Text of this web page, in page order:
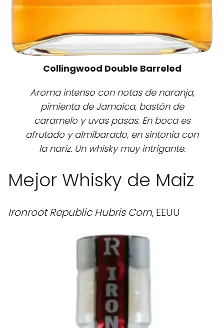
Collingwood Double Barreled
Aroma intenso con notas de naranja,
pimienta de Jamaica, bastón de
caramelo y uvas pasas. En boca es
afrutado y almibarado, en sintonía con
la nariz. Un whisky muy intrigante.
Mejor Whisky de Maiz
Ironroot Republic Hubris Corn, EEUU